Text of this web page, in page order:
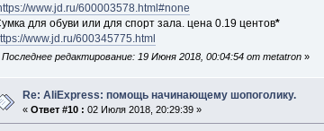
www.jd.ru/600003578.html#none
для обуви или для спорт зала. цена 0.19 центов*
www.jd.ru/600345775.html
Последнее редактирование: 19 Июня 2018, 00:04:54 от metatron»
Re: AliExpress: помощь начинающему шопоголику.
«Ответ #10 : 02 Июля 2018, 20:29:39 »